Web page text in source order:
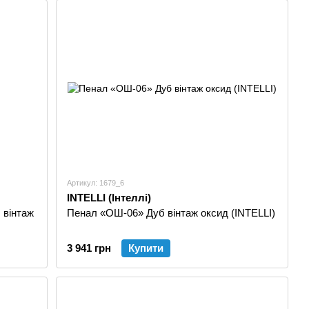
простих моделей до рівня європейських зразків
промисловості , і не збираємося на цьому
дозволило нам вийти на новий рівень, розширити
в ціновій політиці адже в сучасному світі
цінами.
можливість адаптації виробів під матеріальні
є продаж меблів, що цілеспрямовані для затишку
Артикул: 1679_6
INTELLI (Інтеллі)
Пенал «ОШ-06» Дуб вінтаж оксид (INTELLI)
3 941 грн Купити